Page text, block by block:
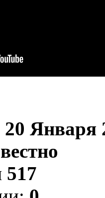
20 Января
517